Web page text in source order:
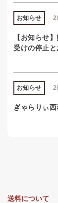
お知らせ
【お知らせ
受けの停止
お知らせ
ぎゃらりぃ
送料について